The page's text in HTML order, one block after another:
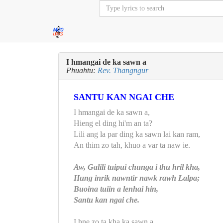
I hmangai de ka sawn a
Phuahtu: Rev. Thangngur
SANTU KAN NGAI CHE
I hmangai de ka sawn a,
Hieng el ding hi'm an ta?
Lili ang la par ding ka sawn lai kan ram,
An thim zo tah, khuo a var ta naw ie.
Aw, Galili tuipui chunga i thu hril kha,
Hung inrik nawntir nawk rawh Lalpa;
Buoina tuiin a lenhai hin,
Santu kan ngai che.